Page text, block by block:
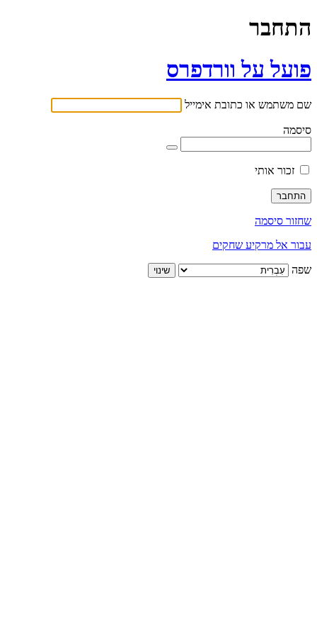
התחבר
פועל על וורדפרס
שם משתמש או כתובת אימייל
סיסמה
זכור אותי
שחזור סיסמה
עבור אל מרקיע שחקים
שפה